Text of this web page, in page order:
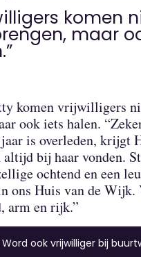
komen
maar
komen vrijwilligers
ook iets halen.
is overleden, krijgt
altijd bij haar vonden.
ochtend en een
ons Huis van de Wijk.
arm en rijk.”
Word ook vrijwilliger bij